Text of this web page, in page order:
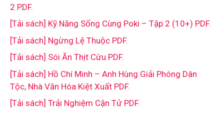
2 PDF.
[Tải sách] Kỹ Năng Sống Cùng Poki – Tập 2 (10+) PDF.
[Tải sách] Ngừng Lệ Thuộc PDF.
[Tải sách] Sói Ăn Thịt Cừu PDF.
[Tải sách] Hồ Chí Minh – Anh Hùng Giải Phóng Dân
Tộc, Nhà Văn Hóa Kiệt Xuất PDF.
[Tải sách] Trải Nghiệm Cận Tử PDF.